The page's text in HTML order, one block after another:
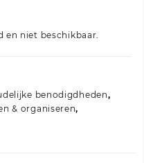
en niet beschikbaar.
benodigdheden,
& organiseren,